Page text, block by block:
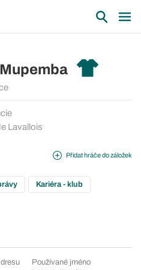
Lavallois
Přidat hráče do záložek
Kariéra - klub
Používané jméno